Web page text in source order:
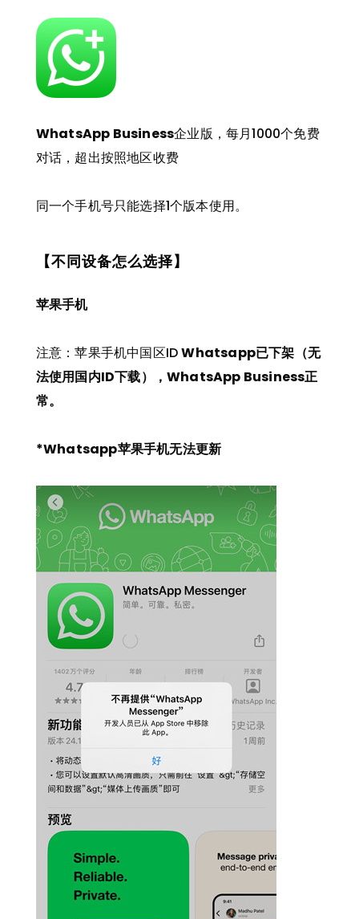
WhatsApp Business企业版，每月1000个免费
对话，超出按照地区收费
同一个手机号只能选择1个版本使用。
【不同设备怎么选择】
苹果手机
注意：苹果手机中国区IDWhatsapp已下架（无
法使用国内ID下载），WhatsApp Business正
常。
*Whatsapp苹果手机无法更新